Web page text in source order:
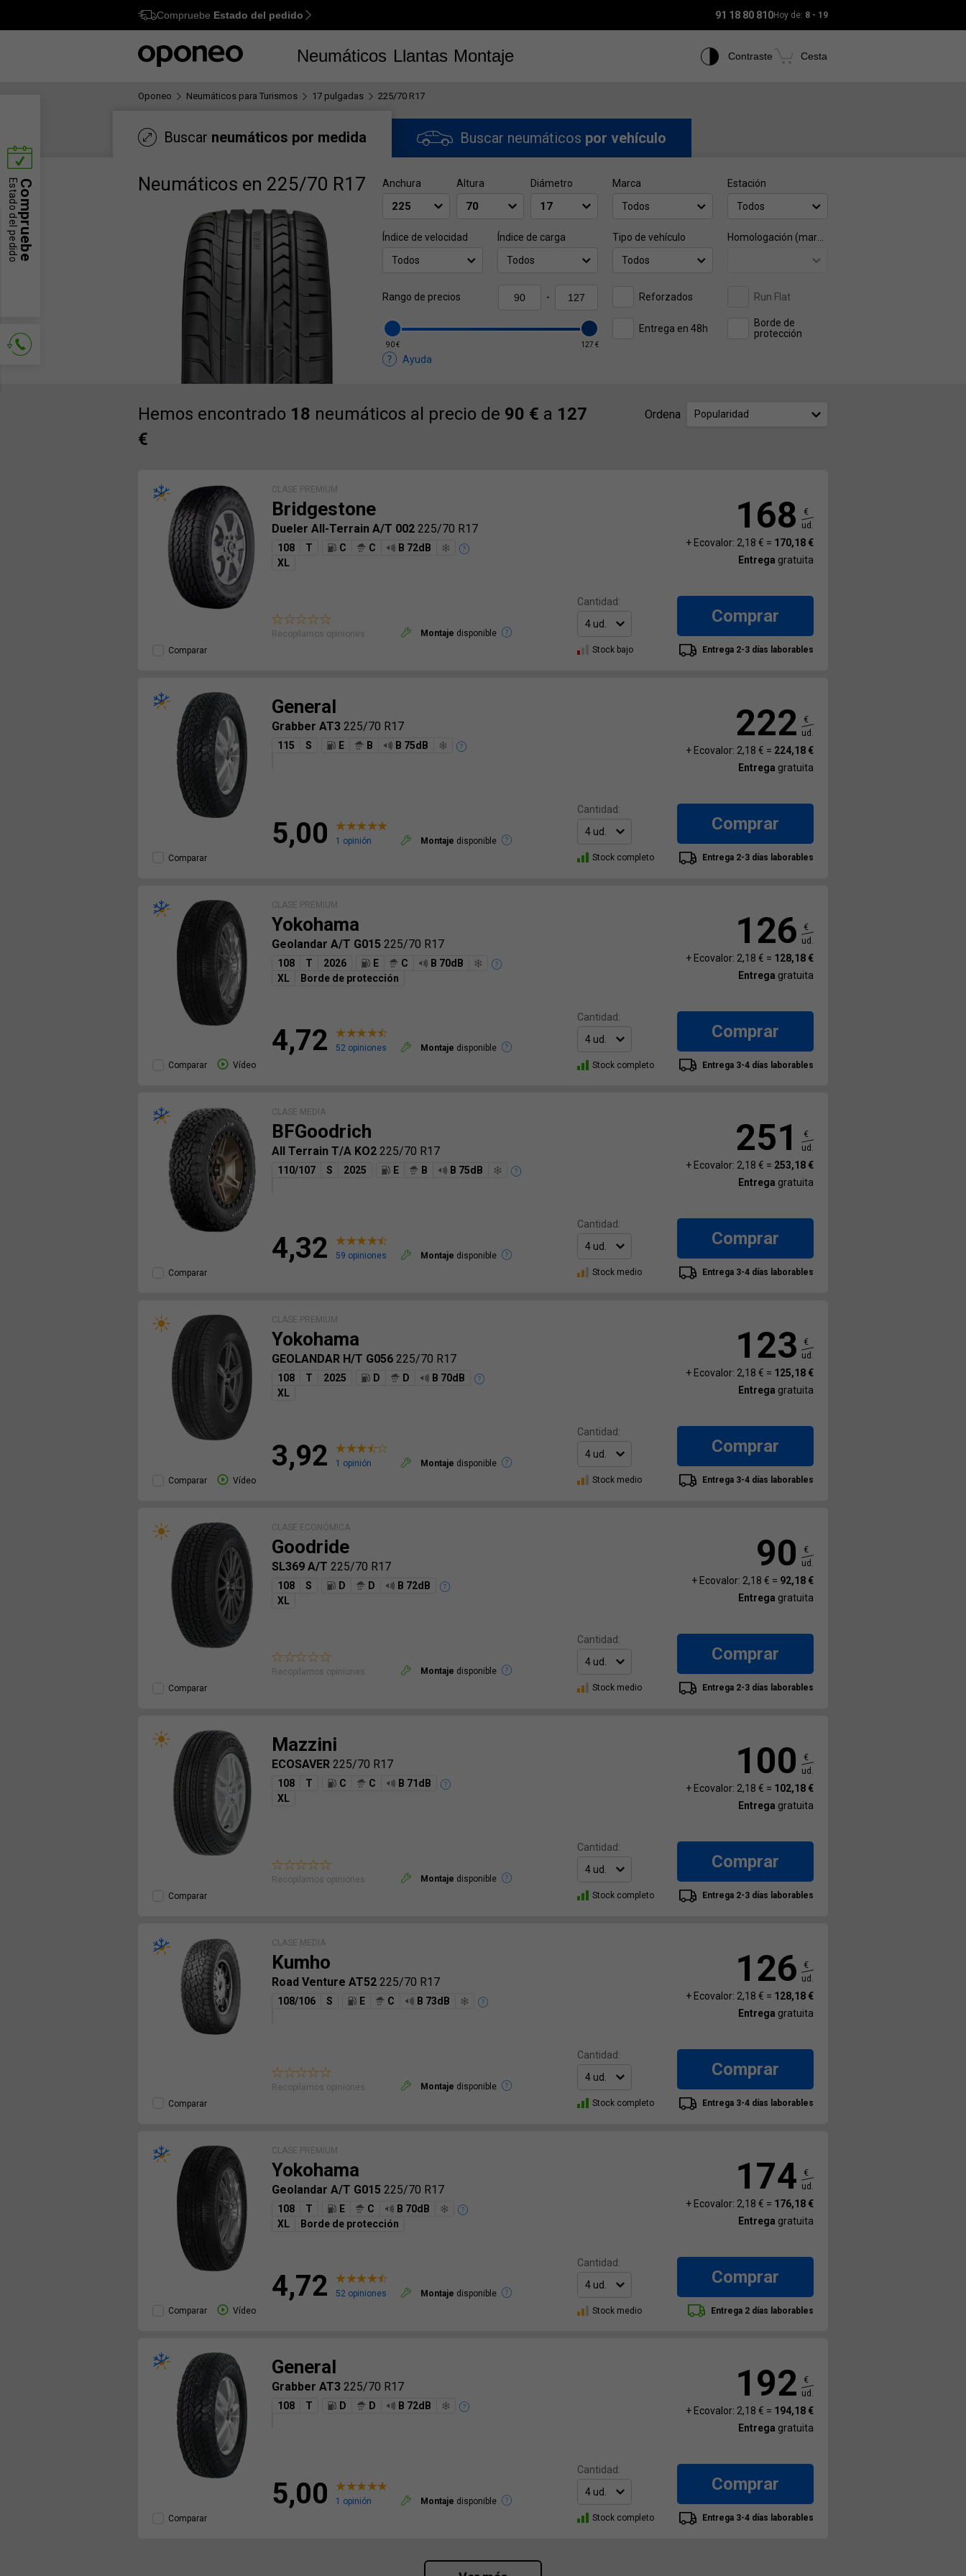
Ctrl M
Compruebe Estado del pedido 91 18 80 810Hoy de: 8 - 19
Neumáticos Llantas Montaje Contraste Cesta
Oponeo Neumáticos para Turismos 17 pulgadas 225/70 R17
Buscar neumáticos por medida Buscar neumáticos por vehículo
Neumáticos en 225/70 R17 Anchura Altura Diámetro
Marca
Todos
Estación
Todos
Índice de velocidad
Todos
Índice de carga
Todos
Tipo de vehículo
Todos
Rango de precios -
90 € 127 €
Reforzados Run Flat
Entrega en 48h
Borde de
protección
Ayuda
Hemos encontrado 18 neumáticos al precio de 90 € a 127
€
Ordena Popularidad
CLASE PREMIUM
Bridgestone
Dueler All-Terrain A/T 002 225/70 R17
108 T C C
B 72dB
XL
Recopilamos opiniones. Montaje disponible
Comparar
168
€
ud.
+ Ecovalor: 2,18 € = 170,18 €
Entrega gratuita
Cantidad:
Comprar
Stock bajo Entrega 2-3 días laborables
General
Grabber AT3 225/70 R17
115 S E B B 75dB
5,00 1 opinión Montaje disponible
Comparar
222
€
ud.
+ Ecovalor: 2,18 € = 224,18 €
Entrega gratuita
Cantidad:
Comprar
Stock completo Entrega 2-3 días laborables
CLASE PREMIUM
Yokohama
Geolandar A/T G015 225/70 R17
108 T 2026 E C
B 70dB
XL
Borde de protección
4,72 52 opiniones Montaje disponible
Comparar
Vídeo
126
€
ud.
+ Ecovalor: 2,18 € = 128,18 €
Entrega gratuita
Cantidad:
Comprar
Stock completo Entrega 3-4 días laborables
CLASE MEDIA
BFGoodrich
All Terrain T/A KO2 225/70 R17
110/107 S 2025 E B B 75dB
4,32 59 opiniones Montaje disponible
Comparar
251
€
ud.
+ Ecovalor: 2,18 € = 253,18 €
Entrega gratuita
Cantidad:
Comprar
Stock medio Entrega 3-4 días laborables
CLASE PREMIUM
Yokohama
GEOLANDAR H/T G056 225/70 R17
108 T 2025 D D
B 70dB
XL
3,92 1 opinión Montaje disponible
Comparar
Vídeo
123
€
ud.
+ Ecovalor: 2,18 € = 125,18 €
Entrega gratuita
Cantidad:
Comprar
Stock medio Entrega 3-4 días laborables
CLASE ECONÓMICA
Goodride
SL369 A/T 225/70 R17
108 S D D
B 72dB
XL
Recopilamos opiniones. Montaje disponible
Comparar
90
€
ud.
+ Ecovalor: 2,18 € = 92,18 €
Entrega gratuita
Cantidad:
Comprar
Stock medio Entrega 2-3 días laborables
Mazzini
ECOSAVER 225/70 R17
108 T C C
B 71dB
XL
Recopilamos opiniones. Montaje disponible
Comparar
100
€
ud.
+ Ecovalor: 2,18 € = 102,18 €
Entrega gratuita
Cantidad:
Comprar
Stock completo Entrega 2-3 días laborables
CLASE MEDIA
Kumho
Road Venture AT52 225/70 R17
108/106 S E C B 73dB
Recopilamos opiniones. Montaje disponible
Comparar
126
€
ud.
+ Ecovalor: 2,18 € = 128,18 €
Entrega gratuita
Cantidad:
Comprar
Stock completo Entrega 3-4 días laborables
CLASE PREMIUM
Yokohama
Geolandar A/T G015 225/70 R17
108 T E C
B 70dB
XL
Borde de protección
4,72 52 opiniones Montaje disponible
Comparar
Vídeo
174
€
ud.
+ Ecovalor: 2,18 € = 176,18 €
Entrega gratuita
Cantidad:
Comprar
Stock medio Entrega 2 días laborables
General
Grabber AT3 225/70 R17
108 T D D B 72dB
5,00 1 opinión Montaje disponible
Comparar
192
€
ud.
+ Ecovalor: 2,18 € = 194,18 €
Entrega gratuita
Cantidad:
Comprar
Stock completo Entrega 3-4 días laborables
Compruebe
Estado del pedido